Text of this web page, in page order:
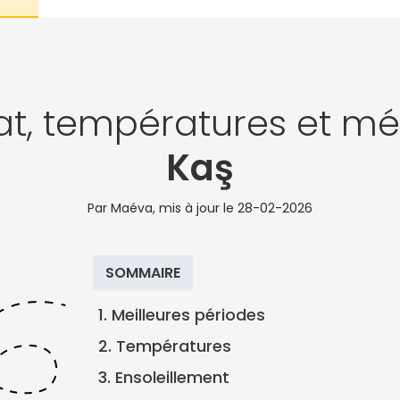
températures et
Kaş
Par Maéva, mis à jour le 28-02-2026
SOMMAIRE
1. Meilleures périodes
2. Températures
3. Ensoleillement